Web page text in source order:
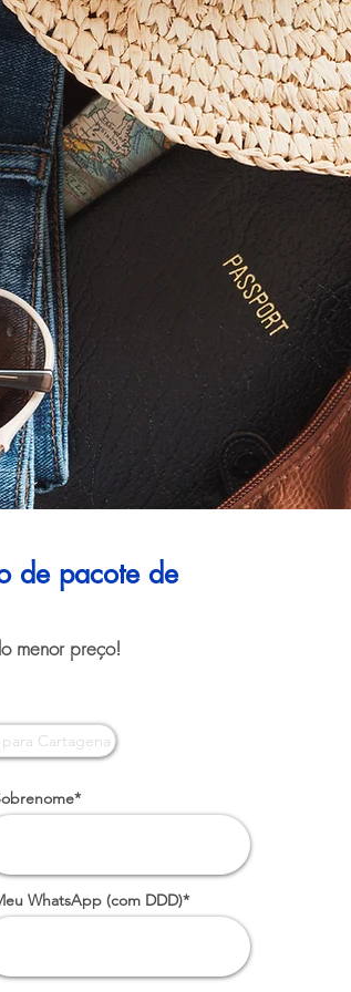
de pacote de
menor preço!
WhatsApp (com DDD)*